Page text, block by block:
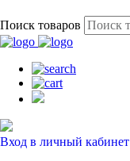
Поиск товаров
Вход в личный кабинет